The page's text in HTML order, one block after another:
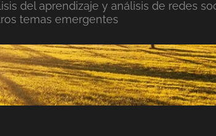
del aprendizaje y análisis de redes
temas emergentes